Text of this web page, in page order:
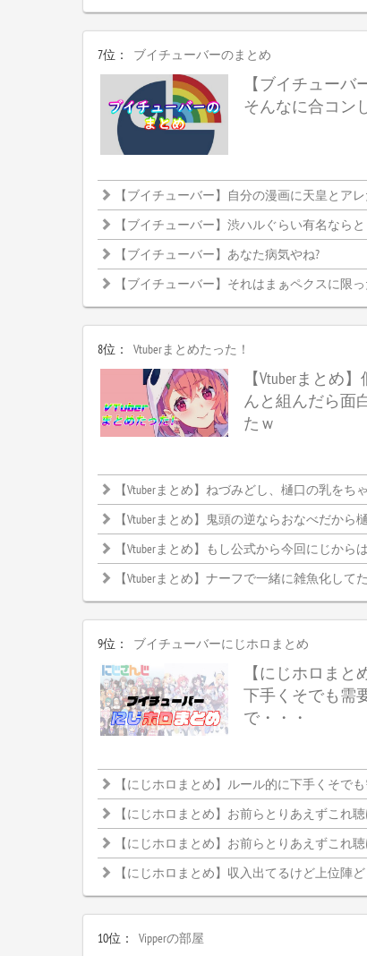
7位： ブイチューバーのまとめ
【ブイチューバ
そんなに合コン
【ブイチューバー】自分の漫画に天皇とア
【ブイチューバー】渋ハルぐらい有名ならともかく、まひ
【ブイチューバー】あなた病気やね?
【ブイチューバー】それはまぁペクスに限
8位： Vtuberまとめたった！
【Vtuberまとめ
んと組んだら面
たｗ
【Vtuberまとめ】ねづみどし、樋口の乳をちゃ
【Vtuberまとめ】鬼頭の逆ならおなべだから
【Vtuberまとめ】もし公式から今回にじからは参加させませんって発表したらどうなるんだろ、CRカップ中止になるん
【Vtuberまとめ】ナーフで一緒に雑魚化して
9位： ブイチューバーにじホロまとめ
【にじホロまと
下手くそでも需
で・・・
【にじホロまとめ】ルール的に下手くそでも需
【にじホロまとめ】お前らとりあえずこれ
【にじホロまとめ】お前らとりあえずこれ
【にじホロまとめ】収入出てるけど上位陣
10位： Vipperの部屋